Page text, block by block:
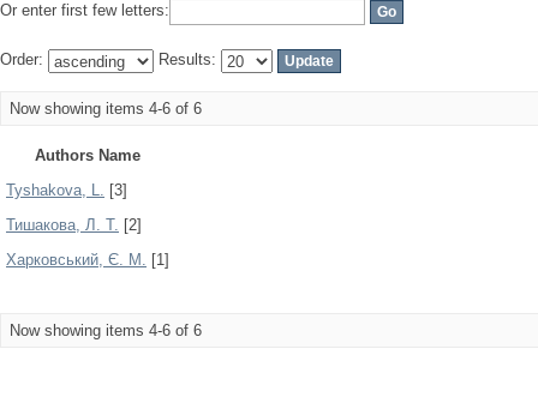
Or enter first few letters:
Order: Results:
Now showing items 4-6 of 6
Authors Name
Tyshakova, L. [3]
Тишакова, Л. Т. [2]
Харковський, Є. М. [1]
Now showing items 4-6 of 6